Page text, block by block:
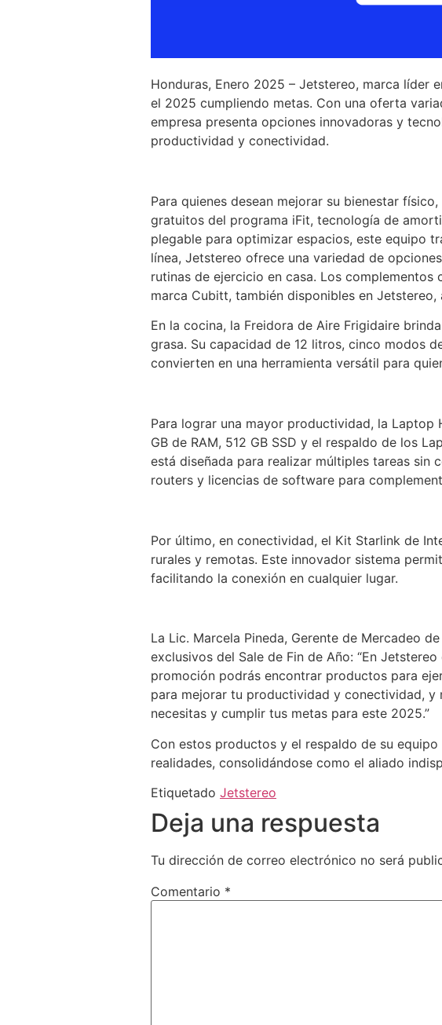
Honduras, Enero 2025 – Jetstereo, marca líder
el 2025 cumpliendo metas. Con una oferta
empresa presenta opciones innovadoras y
productividad y conectividad.
Para quienes desean mejorar su bienestar
gratuitos del programa iFit, tecnología de
plegable para optimizar espacios, este equipo
línea, Jetstereo ofrece una variedad de
rutinas de ejercicio en casa. Los
marca Cubitt, también disponibles en
En la cocina, la Freidora de Aire Frigidaire
grasa. Su capacidad de 12 litros, cinco modos
convierten en una herramienta versátil para
Para lograr una mayor productividad, la Laptop
GB de RAM, 512 GB SSD y el respaldo de los
está diseñada para realizar múltiples tareas sin
routers y licencias de software para
Por último, en conectividad, el Kit Starlink de
rurales y remotas. Este innovador sistema
facilitando la conexión en cualquier lugar.
La Lic. Marcela Pineda, Gerente de Mercadeo
exclusivos del Sale de Fin de Año: “En
promoción podrás encontrar productos para
para mejorar tu productividad y conectividad,
necesitas y cumplir tus metas para este 2025.”
Con estos productos y el respaldo de su
realidades, consolidándose como el aliado
Etiquetado Jetstereo
Deja una respuesta
Tu dirección de correo electrónico no será
Comentario *